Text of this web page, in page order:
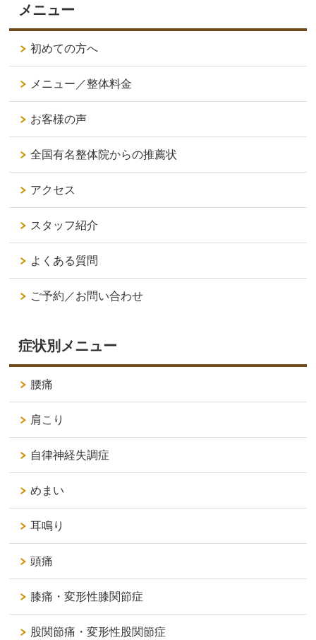
メニュー
初めての方へ
メニュー／整体料金
お客様の声
全国有名整体院からの推薦状
アクセス
スタッフ紹介
よくある質問
ご予約／お問い合わせ
症状別メニュー
腰痛
肩こり
自律神経失調症
めまい
耳鳴り
頭痛
膝痛・変形性膝関節症
股関節痛・変形性股関節症